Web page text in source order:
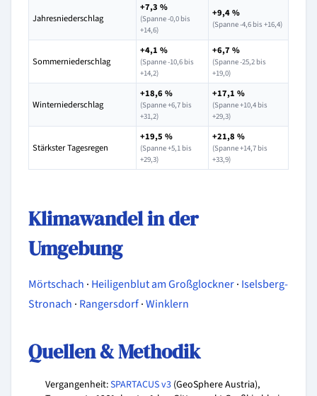
Jahresniederschlag
+7,3 %
(Spanne -0,0 bis
+14,6)
+9,4 %
(Spanne -4,6 bis +16,4)
Sommerniederschlag
+4,1 %
(Spanne -10,6 bis
+14,2)
+6,7 %
(Spanne -25,2 bis
+19,0)
Winterniederschlag
+18,6 %
(Spanne +6,7 bis
+31,2)
+17,1 %
(Spanne +10,4 bis
+29,3)
Stärkster Tagesregen
+19,5 %
(Spanne +5,1 bis
+29,3)
+21,8 %
(Spanne +14,7 bis
+33,9)
Klimawandel in der
Umgebung
Mörtschach · Heiligenblut am Großglockner· Iselsberg-
Stronach · Rangersdorf·Winklern
Quellen & Methodik
Vergangenheit:SPARTACUS v3 (GeoSphere Austria),